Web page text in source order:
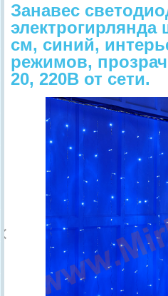
Занавес
электрогирлянда
см, синий,
режимов,
20, 220В от сети.